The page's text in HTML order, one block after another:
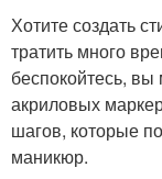
Хотите создать
тратить много
беспокойтесь,
акриловых
шагов, которые
маникюр.